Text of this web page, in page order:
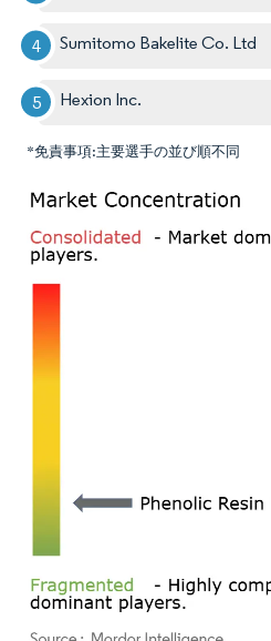
Sumitomo Bakelite Co. Ltd
Hexion Inc.
*免責事項:主要選手の並び順不同